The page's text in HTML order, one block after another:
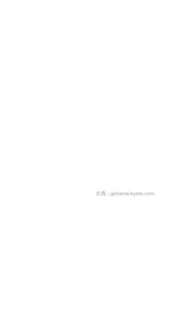
gintama-kyoto.com